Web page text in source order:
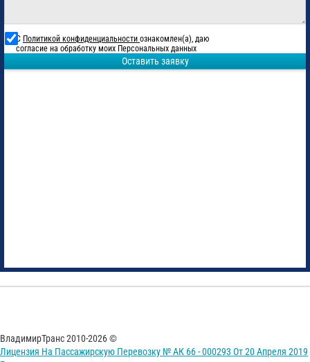
С Политикой конфиденциальности ознакомлен(а), даю
согласие на обработку моих Персональных данных
Оставить заявку
ВладимирТранс 2010-2026 ©
Лицензия На Пассажирскую Перевозку № АК 66 - 000293 От 20 Апреля 2019